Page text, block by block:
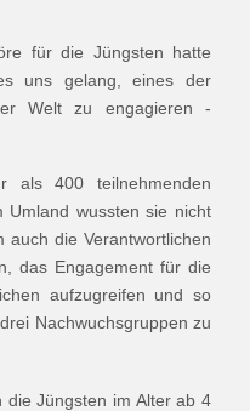
für die Jüngsten hatte
uns gelang, eines der
Welt zu engagieren -
als 400 teilnehmenden
Umland wussten sie nicht
auch die Verantwortlichen
das Engagement für die
aufzugreifen und so
Nachwuchsgruppen zu
die Jüngsten im Alter ab 4